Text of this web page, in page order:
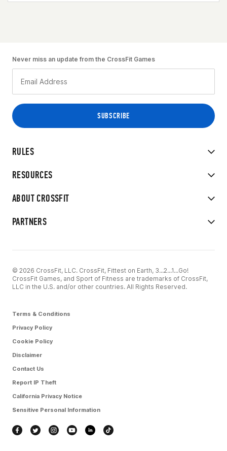
RULES
RESOURCES
ABOUT CROSSFIT
PARTNERS
Never miss an update from the CrossFit Games
© 2026 CrossFit, LLC. CrossFit, Fittest on Earth, 3...2...1...Go!
CrossFit Games, and Sport of Fitness are trademarks of CrossFit,
LLC in the U.S. and/or other countries. All Rights Reserved.
Terms & Conditions
Privacy Policy
Cookie Policy
Disclaimer
Contact Us
Report IP Theft
California Privacy Notice
Sensitive Personal Information